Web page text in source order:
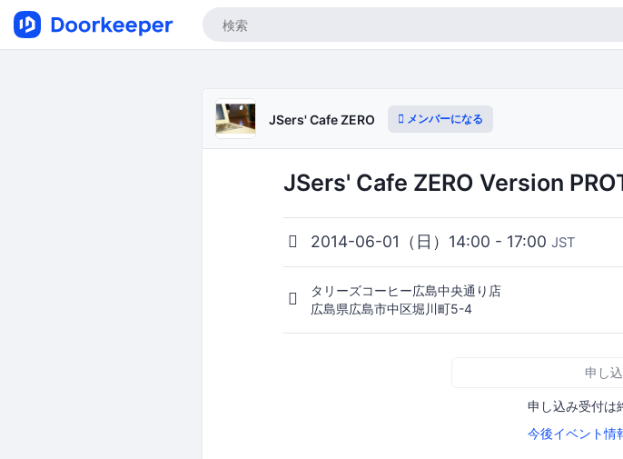
JSers' Cafe ZERO メンバーになる
JSers' Cafe ZERO Version
2014-06-01（日）14:00 - 17:00 JST
タリーズコーヒー広島中央通り店
広島県広島市中区堀川町5-4
申し
申し込み受付は
今後イベント情